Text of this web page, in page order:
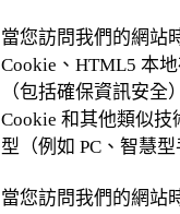
當您訪問我們的網站
Cookie、HTML5 本
（包括確保資訊安
Cookie 和其他類似
型（例如 PC、智慧型
當您訪問我們的網站